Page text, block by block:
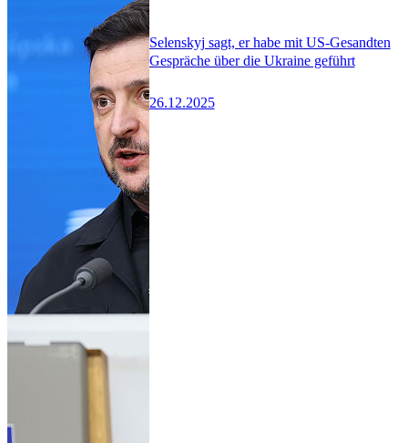
Selenskyj sagt, er habe mit US-Gesandten
Gespräche über die Ukraine geführt
26.12.2025